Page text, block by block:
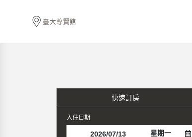
臺大尊賢館
快速訂房
入住日期
星期一